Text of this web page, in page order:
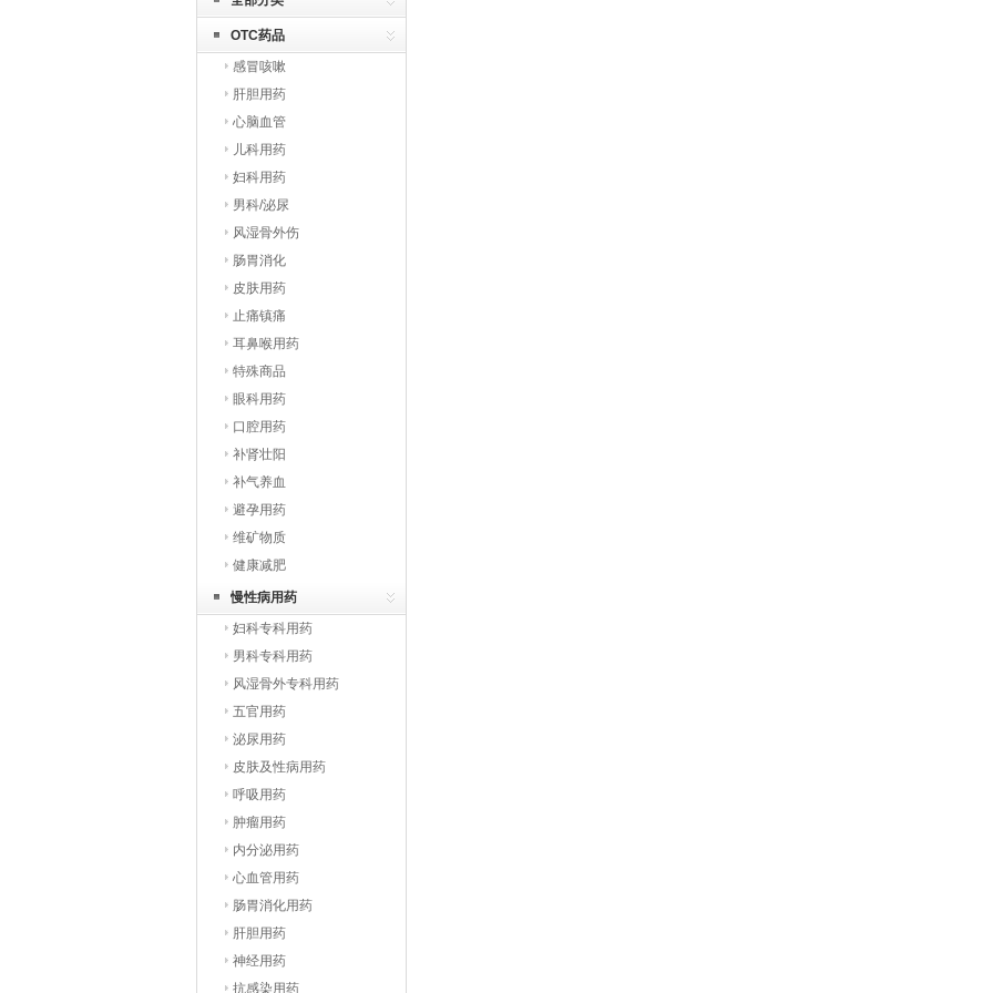
OTC药品
感冒咳嗽
肝胆用药
心脑血管
儿科用药
妇科用药
男科/泌尿
风湿骨外伤
肠胃消化
皮肤用药
止痛镇痛
耳鼻喉用药
特殊商品
眼科用药
口腔用药
补肾壮阳
补气养血
避孕用药
维矿物质
健康减肥
慢性病用药
妇科专科用药
男科专科用药
风湿骨外专科用药
五官用药
泌尿用药
皮肤及性病用药
呼吸用药
肿瘤用药
内分泌用药
心血管用药
肠胃消化用药
肝胆用药
神经用药
抗感染用药